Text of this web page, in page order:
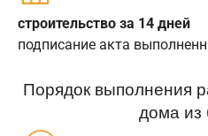
строительство за 14 дней
подписание акта
Порядок выполнения
дома из